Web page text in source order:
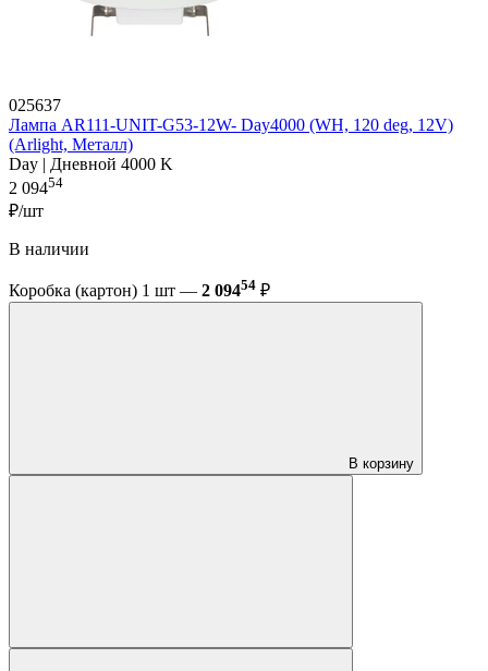
025637
Лампа AR111-UNIT-G53-12W- Day4000 (WH, 120 deg, 12V)
(Arlight, Металл)
Day | Дневной 4000 K
2 09454
₽/шт
В наличии
Коробка (картон) 1 шт — 2 09454 ₽
В корзину